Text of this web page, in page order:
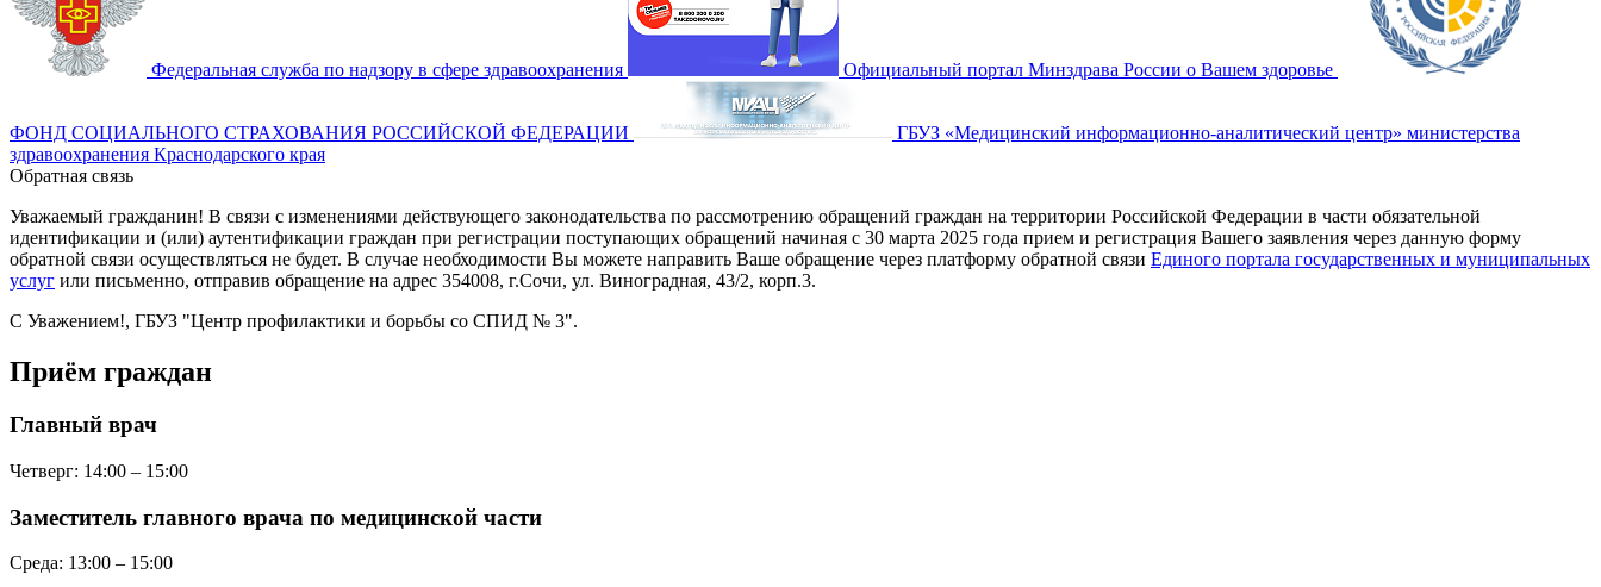
Федеральная служба по надзору в сфере здравоохранения Официальный портал Минздрава России о Вашем здоровье
ФОНД СОЦИАЛЬНОГО СТРАХОВАНИЯ РОССИЙСКОЙ ФЕДЕРАЦИИ
ГБУЗ «Медицинский информационно-аналитический центр» министерства
здравоохранения Краснодарского края
Обратная связь
Уважаемый гражданин! В связи с изменениями действующего законодательства по рассмотрению обращений граждан на территории Российской Федерации в части обязательной
идентификации и (или) аутентификации граждан при регистрации поступающих обращений начиная с 30 марта 2025 года прием и регистрация Вашего заявления через данную форму
обратной связи осуществляться не будет. В случае необходимости Вы можете направить Ваше обращение через платформу обратной связи Единого портала государственных и муниципальных
услуг или письменно, отправив обращение на адрес 354008, г.Сочи, ул. Виноградная, 43/2, корп.3.
С Уважением!, ГБУЗ "Центр профилактики и борьбы со СПИД № 3".
Приём граждан
Главный врач
Четверг: 14:00 – 15:00
Заместитель главного врача по медицинской части
Среда: 13:00 – 15:00